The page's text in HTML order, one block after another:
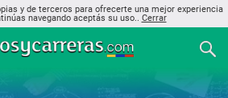
y de terceros para ofrecerte una mejor experiencia
navegando aceptás su uso.. Cerrar